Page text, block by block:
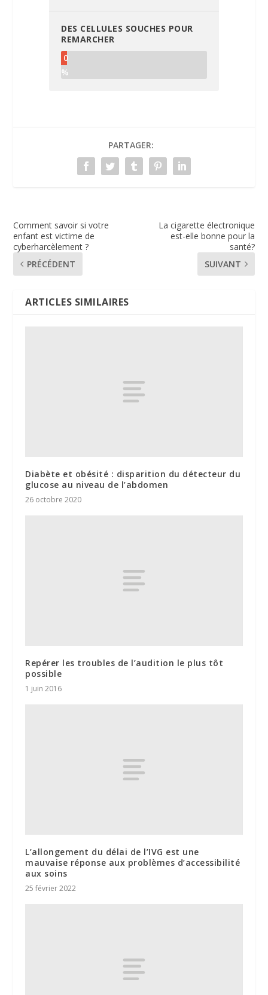
DES CELLULES SOUCHES POUR
REMARCHER
0
%
PARTAGER:
Comment savoir si votre
enfant est victime de
cyberharcèlement ?
PRÉCÉDENT
La cigarette électronique
est-elle bonne pour la
santé?
SUIVANT
ARTICLES SIMILAIRES
Diabète et obésité : disparition du détecteur du
glucose au niveau de l’abdomen
26 octobre 2020
Repérer les troubles de l’audition le plus tôt
possible
1 juin 2016
L’allongement du délai de l’IVG est une
mauvaise réponse aux problèmes d’accessibilité
aux soins
25 février 2022